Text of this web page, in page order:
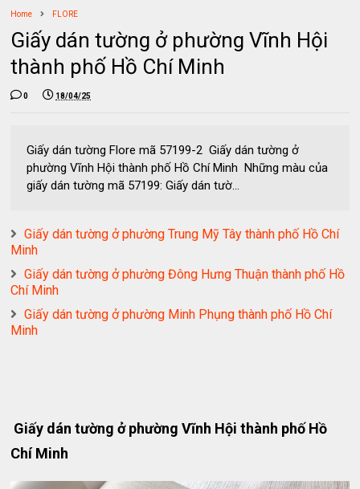
Home FLORE
Giấy dán tường ở phường Vĩnh Hội
thành phố Hồ Chí Minh
0 18/04/25
Giấy dán tường Flore mã 57199-2 Giấy dán tường ở
phường Vĩnh Hội thành phố Hồ Chí Minh Những màu của
giấy dán tường mã 57199: Giấy dán tườ...
Giấy dán tường ở phường Trung Mỹ Tây thành phố Hồ Chí
Minh
Giấy dán tường ở phường Đông Hưng Thuận thành phố Hồ
Chí Minh
Giấy dán tường ở phường Minh Phụng thành phố Hồ Chí
Minh
Giấy dán tường ở phường Vĩnh Hội thành phố Hồ
Chí Minh